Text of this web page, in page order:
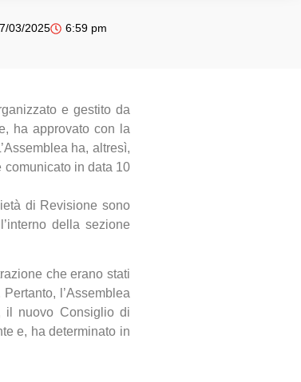
03/2025 6:59 pm
e gestito da
ha approvato con la
ha, altresì,
comunicato in data 10
di Revisione sono
della sezione
che erano stati
l’Assemblea
il nuovo Consiglio di
e, ha determinato in